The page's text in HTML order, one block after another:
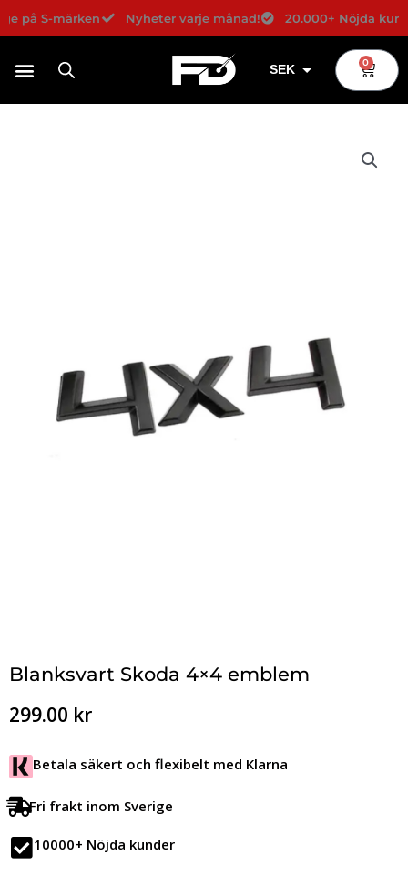
till
på S-märken Nyheter varje månad! 20.000+ Nöjda
SEK
USD
0
Blanksvart Skoda 4×4 emblem
299.00 kr
Betala säkert och flexibelt med Klarna
Fri frakt inom Sverige
10000+ Nöjda kunder